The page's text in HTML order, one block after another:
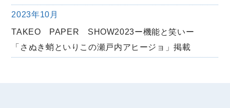
2023年10月
TAKEO PAPER SHOW2023ー機能と笑いー
「さぬき蛸といりこの瀬戸内アヒージョ」掲載